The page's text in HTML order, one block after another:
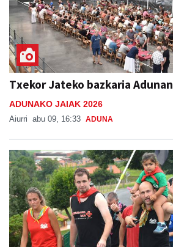
Txekor Jateko bazkaria Adunan
ADUNAKO JAIAK 2026
Aiurri abu 09, 16:33 ADUNA